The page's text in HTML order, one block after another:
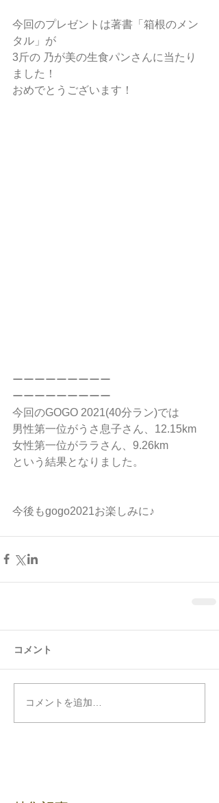
今回のプレゼントは著書「箱根のメン
タル」が
3斤の 乃が美の生食パンさんに当たり
ました！
おめでとうございます！
ーーーーーーーーー
ーーーーーーーーー
今回のGOGO 2021(40分ラン)では
男性第一位がうさ息子さん、12.15km
女性第一位がララさん、9.26km
という結果となりました。
今後もgogo2021お楽しみに♪
コメント
コメントを追加…